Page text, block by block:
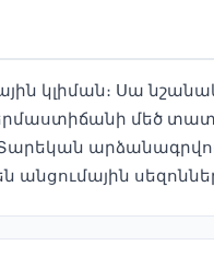
կլիման։ Սա
մեծ
անցումային